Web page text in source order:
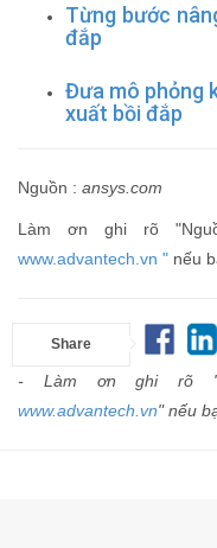
Từng bước
đắp
Đưa mô phỏng
xuất bồi đắp
Nguồn : ansys.com
Làm ơn ghi rõ
www.advantech.vn " nếu
Share
- Làm ơn ghi rõ
www.advantech.vn" nếu